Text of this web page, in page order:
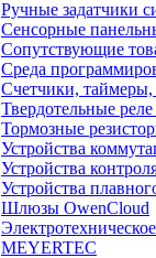
Ручные задатчики
Сенсорные
Сопутствующие
Среда
Счетчики, таймеры,
Твердотельные
Тормозные
Устройства
Устройства
Устройства
Шлюзы OwenCloud
MEYERTEC